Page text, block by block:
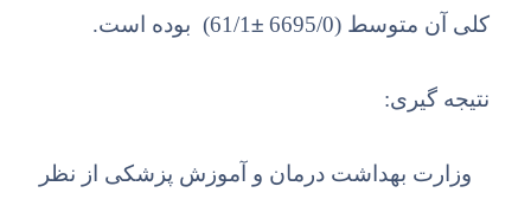
کلی آن متوسط (6695/0 ±61/1) بوده است.
نتیجه گیری:
وزارت بهداشت درمان و آموزش پزشکی از نظر